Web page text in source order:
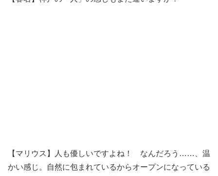
【マリウス】人も優しいですよね！ なんだろう……、温
かい感じ。自然に包まれているからオープンになっている